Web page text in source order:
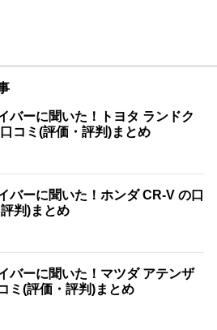
バーに聞いた！トヨタ ランドク
コミ(評価・評判)まとめ
バーに聞いた！ホンダ CR-V の口
判)まとめ
バーに聞いた！マツダ アテンザ
ミ(評価・評判)まとめ